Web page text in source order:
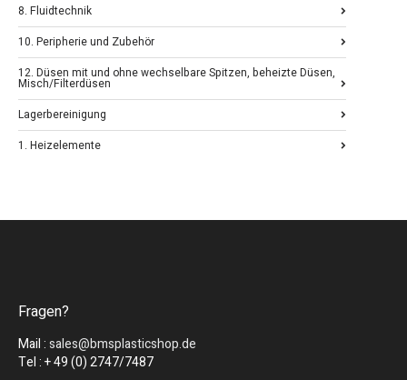
8. Fluidtechnik
10. Peripherie und Zubehör
12. Düsen mit und ohne wechselbare Spitzen, beheizte Düsen,
Misch/Filterdüsen
Lagerbereinigung
1. Heizelemente
Fragen?
Mail :sales@bmsplasticshop.de
Tel : + 49 (0) 2747/7487